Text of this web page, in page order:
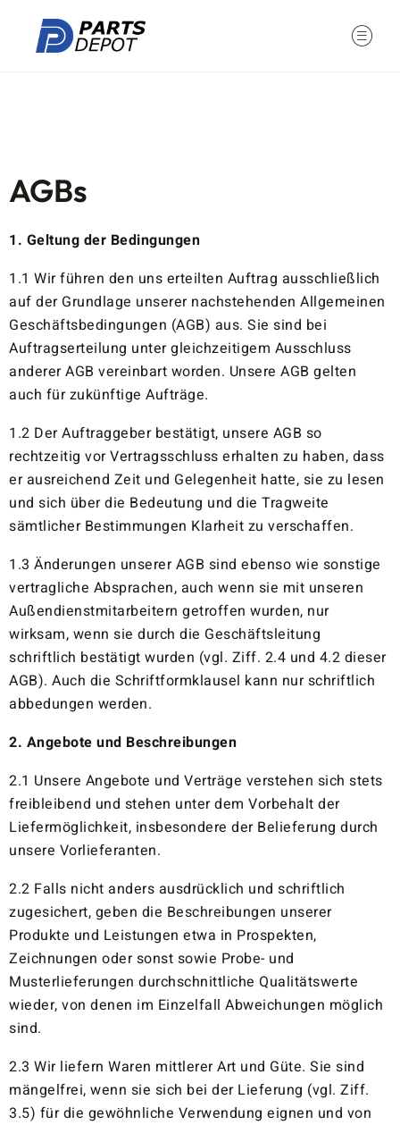
AGBs
1. Geltung der Bedingungen
1.1 Wir führen den uns erteilten Auftrag ausschließlich
auf der Grundlage unserer nachstehenden Allgemeinen
Geschäftsbedingungen (AGB) aus. Sie sind bei
Auftragserteilung unter gleichzeitigem Ausschluss
anderer AGB vereinbart worden. Unsere AGB gelten
auch für zukünftige Aufträge.
1.2 Der Auftraggeber bestätigt, unsere AGB so
rechtzeitig vor Vertragsschluss erhalten zu haben, dass
er ausreichend Zeit und Gelegenheit hatte, sie zu lesen
und sich über die Bedeutung und die Tragweite
sämtlicher Bestimmungen Klarheit zu verschaffen.
1.3 Änderungen unserer AGB sind ebenso wie sonstige
vertragliche Absprachen, auch wenn sie mit unseren
Außendienstmitarbeitern getroffen wurden, nur
wirksam, wenn sie durch die Geschäftsleitung
schriftlich bestätigt wurden (vgl. Ziff. 2.4 und 4.2 dieser
AGB). Auch die Schriftformklausel kann nur schriftlich
abbedungen werden.
2. Angebote und Beschreibungen
2.1 Unsere Angebote und Verträge verstehen sich stets
freibleibend und stehen unter dem Vorbehalt der
Liefermöglichkeit, insbesondere der Belieferung durch
unsere Vorlieferanten.
2.2 Falls nicht anders ausdrücklich und schriftlich
zugesichert, geben die Beschreibungen unserer
Produkte und Leistungen etwa in Prospekten,
Zeichnungen oder sonst sowie Probe- und
Musterlieferungen durchschnittliche Qualitätswerte
wieder, von denen im Einzelfall Abweichungen möglich
sind.
2.3 Wir liefern Waren mittlerer Art und Güte. Sie sind
mängelfrei, wenn sie sich bei der Lieferung (vgl. Ziff.
3.5) für die gewöhnliche Verwendung eignen und von